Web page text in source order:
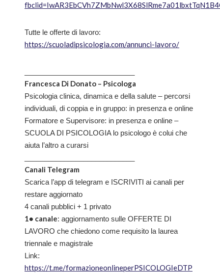
Tutte le offerte di lavoro:
https://scuoladipsicologia.com/annunci-lavoro/
Francesca Di Donato – Psicologa
Psicologia clinica, dinamica e della salute – percorsi
individuali, di coppia e in gruppo: in presenza e online
Formatore e Supervisore: in presenza e online –
SCUOLA DI PSICOLOGIA lo psicologo è colui che
aiuta l’altro a curarsi
Canali Telegram
Scarica l’app di telegram e ISCRIVITI ai canali per
restare aggiornato
4 canali pubblici + 1 privato
1• canale: aggiornamento sulle OFFERTE DI
LAVORO che chiedono come requisito la laurea
triennale e magistrale
Link:
https://t.me/formazioneonlineperPSICOLOGIeDTP